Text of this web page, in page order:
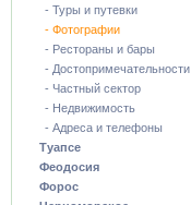
- Туры и путевки
- Фотографии
- Рестораны и бары
- Достопримечательности
- Частный сектор
- Недвижимость
- Адреса и телефоны
Туапсе
Феодосия
Форос